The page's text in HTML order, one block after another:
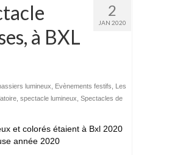
2
JAN 2020
à BXL
lumineux Evènements festifs
Les
, spectacle lumineux Spectacles de
et colorés étaient à Bxl 2020
année 2020